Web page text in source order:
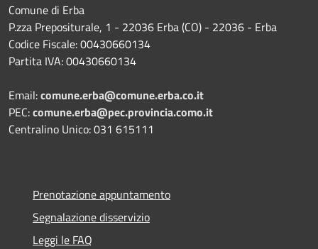
Comune di Erba
P.zza Prepositurale, 1 - 22036 Erba (CO) - 22036 - Erba
Codice Fiscale: 00430660134
Partita IVA: 00430660134
Email:comune.erba@comune.erba.co.it
PEC:comune.erba@pec.provincia.como.it
Centralino Unico: 031 615111
Prenotazione appuntamento
Segnalazione disservizio
Leggi le FAQ